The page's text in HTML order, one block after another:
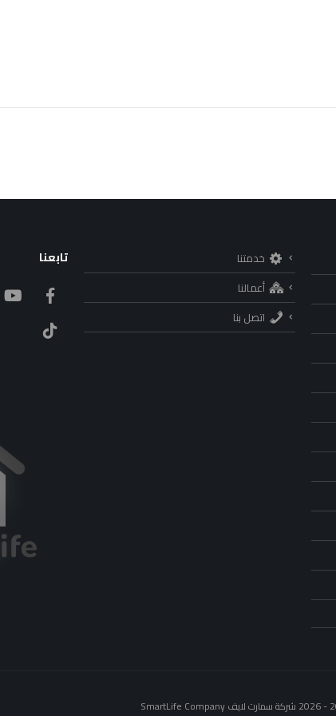
خدمتنا
أعمالنا
اتصل بنا
تابعنا